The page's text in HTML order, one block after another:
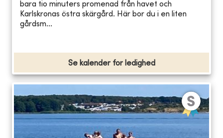
bara tio minuters promenad från havet och
Karlskronas östra skärgård. Här bor du i en liten
gårdsm...
Se kalender for ledighed